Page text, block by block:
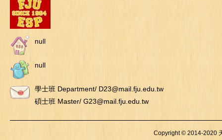
null
null
學士班 Department/ D23@mail.fju.edu.tw
碩士班 Master/ G23@mail.fju.edu.tw
Copyright © 2014-2020